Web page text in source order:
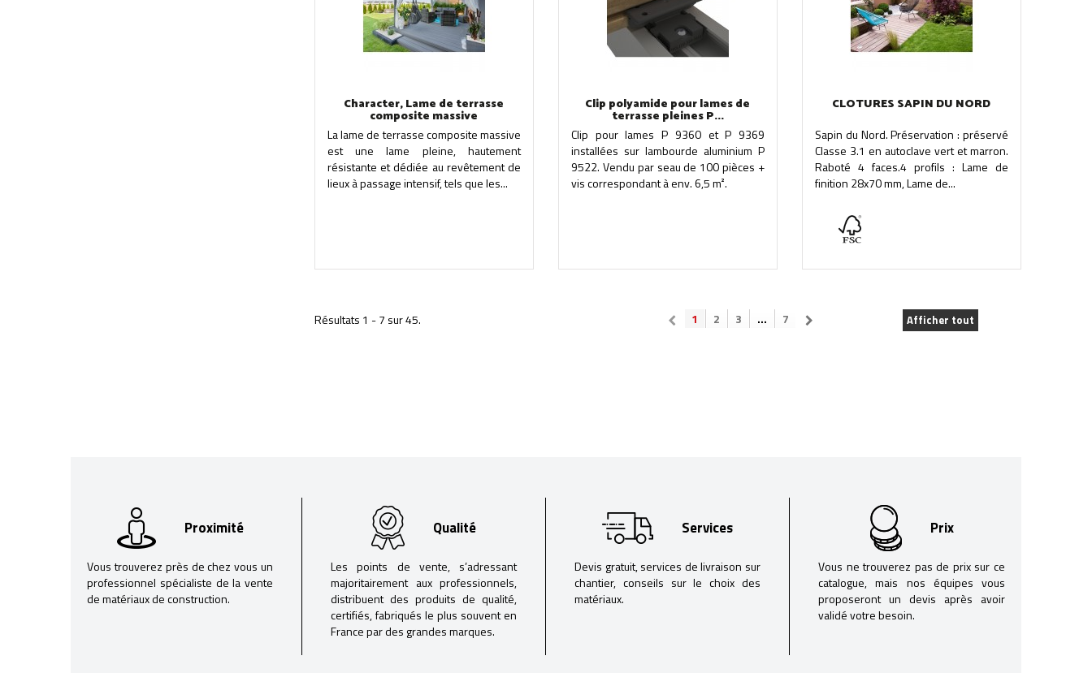
Character, Lame de terrasse
composite massive
La lame de terrasse composite massive
est une lame pleine, hautement
résistante et dédiée au revêtement de
lieux à passage intensif, tels que les...
Clip polyamide pour lames de
terrasse pleines P...
Clip pour lames P 9360 et P 9369
installées sur lambourde aluminium P
9522. Vendu par seau de 100 pièces +
vis correspondant à env. 6,5 m².
CLOTURES SAPIN DU NORD
Sapin du Nord. Préservation : préservé
Classe 3.1 en autoclave vert et marron.
Raboté 4 faces.4 profils : Lame de
finition 28x70 mm, Lame de...
Afficher tout
1 2 3 ... 7
Résultats 1 - 7 sur 45.
Proximité
Vous trouverez près de chez vous un
professionnel spécialiste de la vente
de matériaux de construction.
Qualité
Les points de vente, s’adressant
majoritairement aux professionnels,
distribuent des produits de qualité,
certifiés, fabriqués le plus souvent en
France par des grandes marques.
Services
Devis gratuit, services de livraison sur
chantier, conseils sur le choix des
matériaux.
Prix
Vous ne trouverez pas de prix sur ce
catalogue, mais nos équipes vous
proposeront un devis après avoir
validé votre besoin.